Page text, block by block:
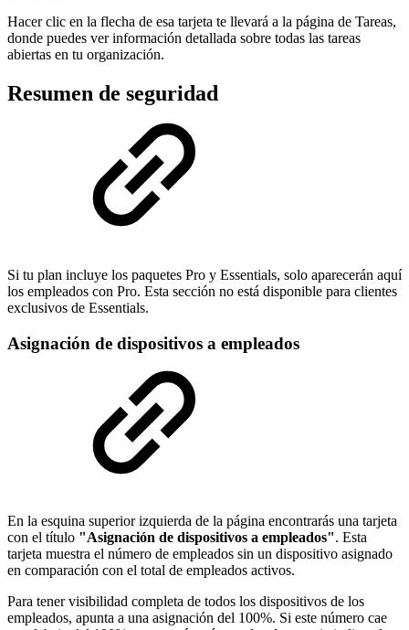
Hacer clic en la flecha de esa tarjeta te llevará a la página de Tareas,
donde puedes ver información detallada sobre todas las tareas
abiertas en tu organización.
Resumen de seguridad
Si tu plan incluye los paquetes Pro y Essentials, solo aparecerán aquí
los empleados con Pro. Esta sección no está disponible para clientes
exclusivos de Essentials.
Asignación de dispositivos a empleados
En la esquina superior izquierda de la página encontrarás una tarjeta
con el título "Asignación de dispositivos a empleados". Esta
tarjeta muestra el número de empleados sin un dispositivo asignado
en comparación con el total de empleados activos.
Para tener visibilidad completa de todos los dispositivos de los
empleados, apunta a una asignación del 100%. Si este número cae